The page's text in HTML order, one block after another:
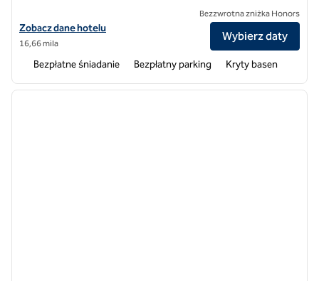
Zobacz szczegóły hotelu Home2 Suites by Hilton Wayne
Zobacz dane hotelu
16,66 mila
Bezzwrotna zniżka Honors
Wybierz daty
Bezpłatne śniadanie Bezpłatny parking Kryty basen
1 z 9